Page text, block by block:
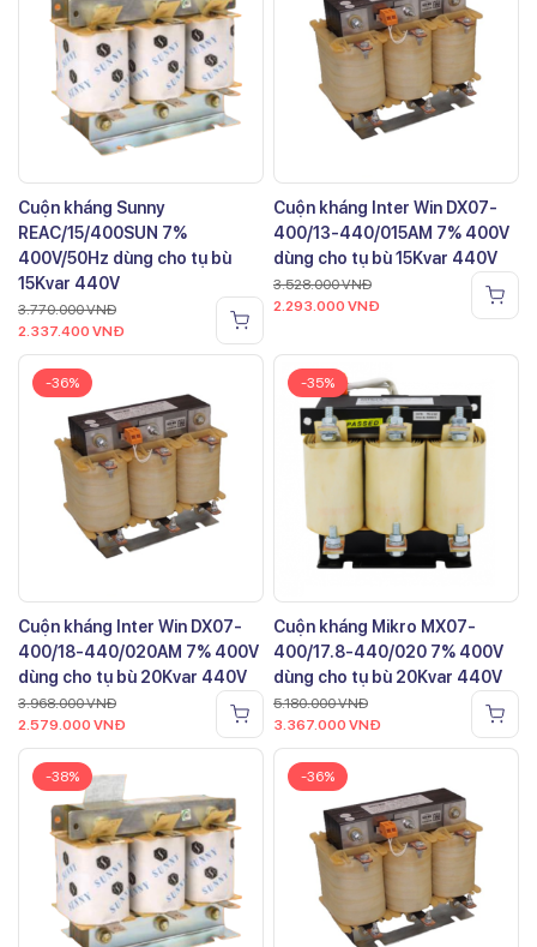
Cuộn kháng Sunny
REAC/15/400SUN 7%
400V/50Hz dùng cho tụ bù
15Kvar 440V
3.770.000VNĐ
2.337.400 VNĐ
Cuộn kháng Inter Win DX07-
400/13-440/015AM 7% 400V
dùng cho tụ bù 15Kvar 440V
3.528.000VNĐ
2.293.000 VNĐ
-36%
Cuộn kháng Inter Win DX07-
400/18-440/020AM 7% 400V
dùng cho tụ bù 20Kvar 440V
3.968.000VNĐ
2.579.000 VNĐ
-35%
Cuộn kháng Mikro MX07-
400/17.8-440/020 7% 400V
dùng cho tụ bù 20Kvar 440V
5.180.000VNĐ
3.367.000 VNĐ
-38% -36%